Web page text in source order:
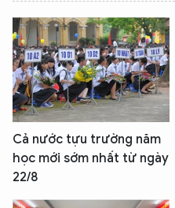
Cả nước tựu trường năm
học mới sớm nhất từ ngày
22/8